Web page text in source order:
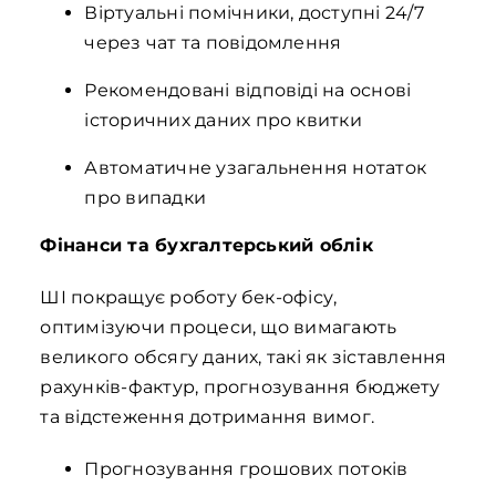
Віртуальні помічники, доступні 24/7
через чат та повідомлення
Рекомендовані відповіді на основі
історичних даних про квитки
Автоматичне узагальнення нотаток
про випадки
Фінанси та бухгалтерський облік
ШІ покращує роботу бек-офісу,
оптимізуючи процеси, що вимагають
великого обсягу даних, такі як зіставлення
рахунків-фактур, прогнозування бюджету
та відстеження дотримання вимог.
Прогнозування грошових потоків